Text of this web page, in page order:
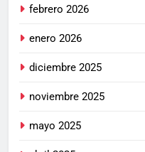
febrero 2026
enero 2026
diciembre 2025
noviembre 2025
mayo 2025